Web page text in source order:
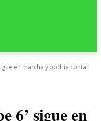
en marcha y podría contar
6’ sigue en